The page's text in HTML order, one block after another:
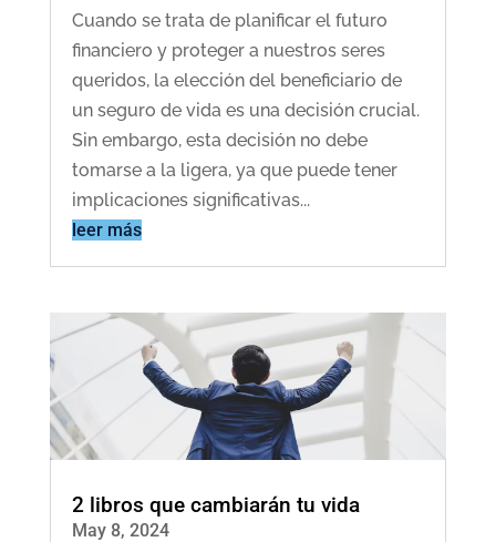
Cuando se trata de planificar el futuro
financiero y proteger a nuestros seres
queridos, la elección del beneficiario de
un seguro de vida es una decisión crucial.
Sin embargo, esta decisión no debe
tomarse a la ligera, ya que puede tener
implicaciones significativas...
leer más
2 libros que cambiarán tu vida
May 8, 2024